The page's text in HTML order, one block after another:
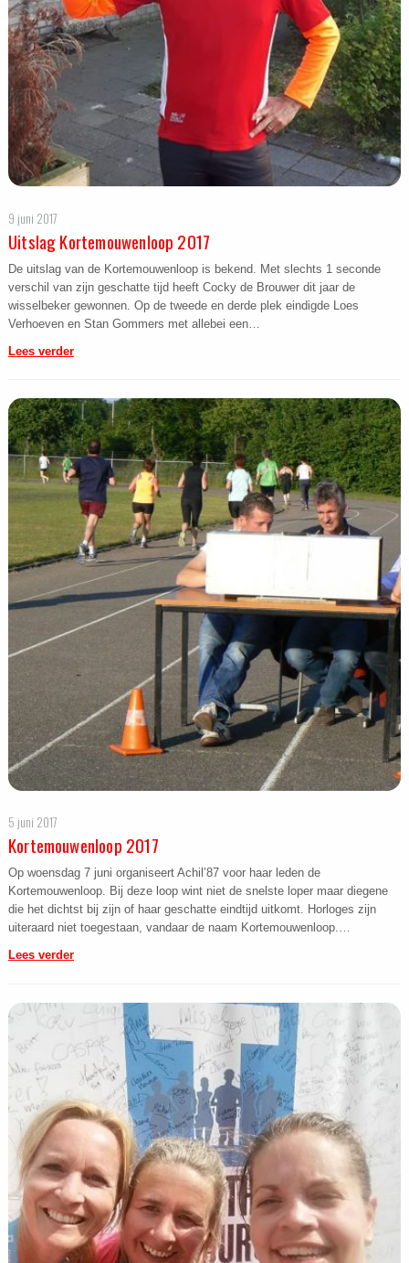
9 juni 2017
Uitslag Kortemouwenloop 2017
De uitslag van de Kortemouwenloop is bekend. Met slechts 1 seconde
verschil van zijn geschatte tijd heeft Cocky de Brouwer dit jaar de
wisselbeker gewonnen. Op de tweede en derde plek eindigde Loes
Verhoeven en Stan Gommers met allebei een…
Lees verder
5 juni 2017
Kortemouwenloop 2017
Op woensdag 7 juni organiseert Achil’87 voor haar leden de
Kortemouwenloop. Bij deze loop wint niet de snelste loper maar diegene
die het dichtst bij zijn of haar geschatte eindtijd uitkomt. Horloges zijn
uiteraard niet toegestaan, vandaar de naam Kortemouwenloop.…
Lees verder